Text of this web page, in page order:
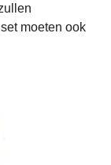
moeten ook